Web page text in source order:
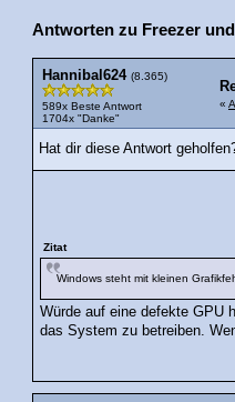
Antworten zu Freezer
Hannibal624 (8.365)
589x Beste Antwort
1704x "Danke"
«
Hat dir diese Antwort
Zitat
Windows steht mit kleinen
Würde auf eine defekte GPU
das System zu betreiben.